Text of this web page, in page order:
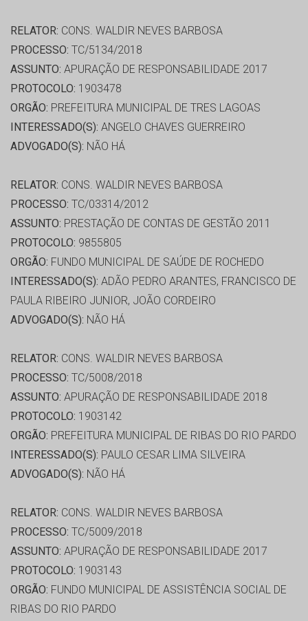
RELATOR: CONS. WALDIR NEVES BARBOSA
PROCESSO: TC/5134/2018
ASSUNTO: APURAÇÃO DE RESPONSABILIDADE 2017
PROTOCOLO: 1903478
ORGÃO: PREFEITURA MUNICIPAL DE TRES LAGOAS
INTERESSADO(S): ANGELO CHAVES GUERREIRO
ADVOGADO(S): NÃO HÁ
RELATOR: CONS. WALDIR NEVES BARBOSA
PROCESSO: TC/03314/2012
ASSUNTO: PRESTAÇÃO DE CONTAS DE GESTÃO 2011
PROTOCOLO: 9855805
ORGÃO: FUNDO MUNICIPAL DE SAÚDE DE ROCHEDO
INTERESSADO(S): ADÃO PEDRO ARANTES, FRANCISCO DE
PAULA RIBEIRO JUNIOR, JOÃO CORDEIRO
ADVOGADO(S): NÃO HÁ
RELATOR: CONS. WALDIR NEVES BARBOSA
PROCESSO: TC/5008/2018
ASSUNTO: APURAÇÃO DE RESPONSABILIDADE 2018
PROTOCOLO: 1903142
ORGÃO: PREFEITURA MUNICIPAL DE RIBAS DO RIO PARDO
INTERESSADO(S): PAULO CESAR LIMA SILVEIRA
ADVOGADO(S): NÃO HÁ
RELATOR: CONS. WALDIR NEVES BARBOSA
PROCESSO: TC/5009/2018
ASSUNTO: APURAÇÃO DE RESPONSABILIDADE 2017
PROTOCOLO: 1903143
ORGÃO: FUNDO MUNICIPAL DE ASSISTÊNCIA SOCIAL DE
RIBAS DO RIO PARDO